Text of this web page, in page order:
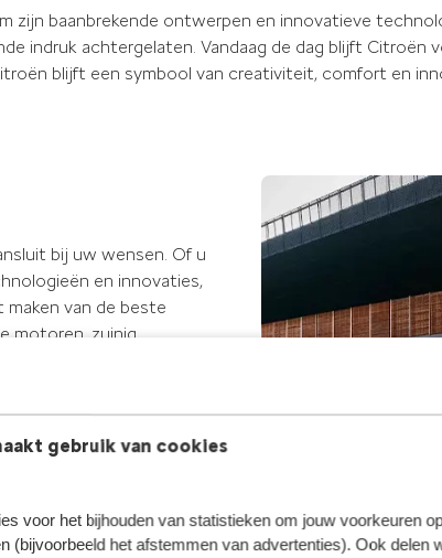
gebruik van cookies
voor het bijhouden van statistieken om jouw voorkeuren
(bijvoorbeeld het afstemmen van advertenties). Ook delen
zijn baanbrekende ontwerpen en innovatieve
indruk achtergelaten. Vandaag de dag blijft
blijft een symbool van creativiteit, comfort en
bij uw wensen. Of u
en innovaties,
van de beste
motoren, zuinig
dezelfde
Ons deskundige
financierings- en
op en ontdek de